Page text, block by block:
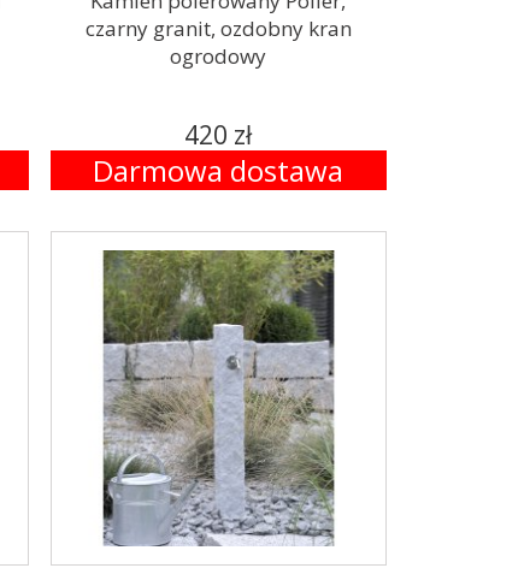
czarny granit, ozdobny kran
ogrodowy
420 zł
Darmowa dostawa